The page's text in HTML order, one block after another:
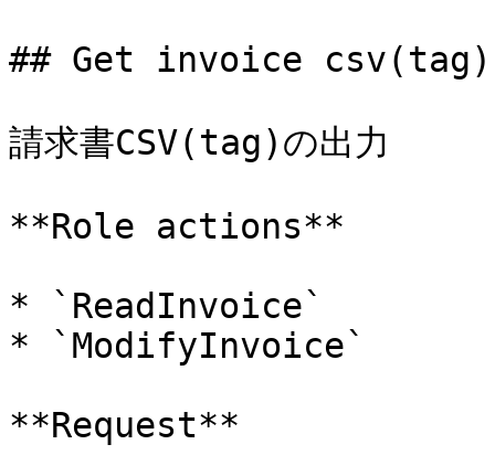
## Get invoice csv(tag)
請求書CSV(tag)の出力
**Role actions**
* `ReadInvoice`
* `ModifyInvoice`
**Request**